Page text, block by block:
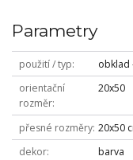
Parametry
použití / typ
obklad
orientační
rozměr
20x50
přesné rozměry 20x50
dekor
barva